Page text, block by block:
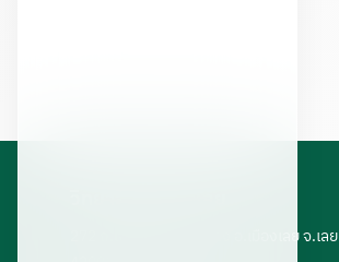
272 ถ.เจริญรัฐ ต.กุดป่อง อ.เมืองเลย จ.เลย